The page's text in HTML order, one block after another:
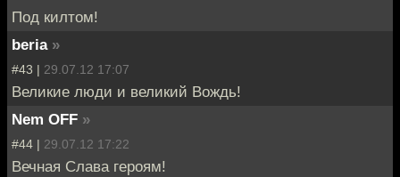
Под килтом!
beria »
#43 | 29.07.12 17:07
Великие люди и великий Вождь!
Nem OFF »
#44 | 29.07.12 17:22
Вечная Слава героям!